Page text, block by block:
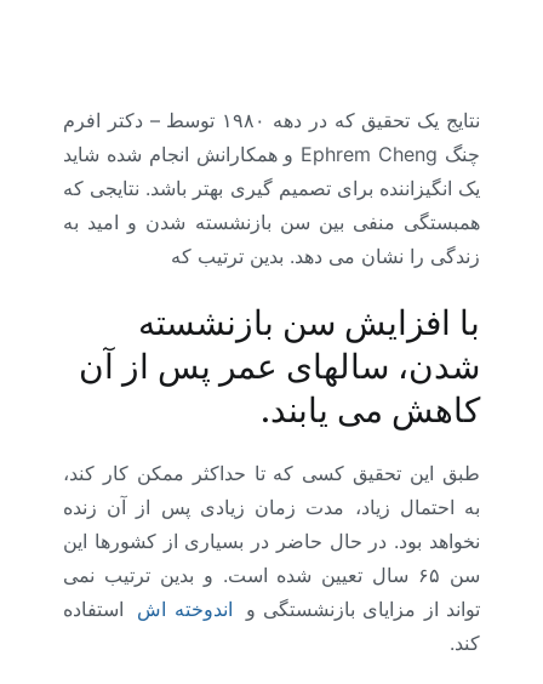
نتایج یک تحقیق که در دهه ۱۹۸۰ توسط – دکتر افرم
چنگ Ephrem Cheng و همکارانش انجام شده شاید
یک انگیزاننده برای تصمیم گیری بهتر باشد. نتایجی که
همبستگی منفی بین سن بازنشسته شدن و امید به
زندگی را نشان می دهد. بدین ترتیب که
با افزایش سن بازنشسته
شدن، سالهای عمر پس از آن
کاهش می یابند.
طبق این تحقیق کسی که تا حداکثر ممکن کار کند،
به احتمال زیاد، مدت زمان زیادی پس از آن زنده
نخواهد بود. در حال حاضر در بسیاری از کشورها این
سن ۶۵ سال تعیین شده است. و بدین ترتیب نمی
تواند از مزایای بازنشستگی و
اندوخته ­اش
استفاده
کند.